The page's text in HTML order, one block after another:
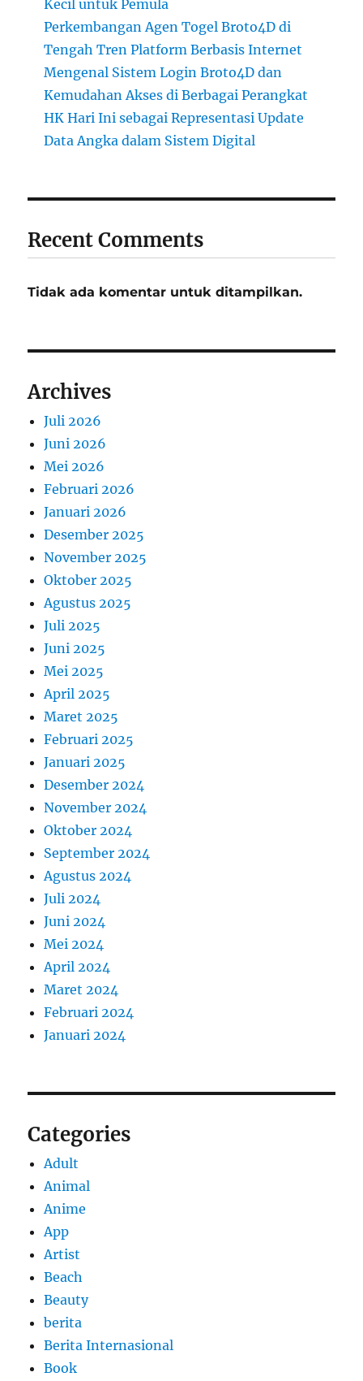
Kecil untuk Pemula
Perkembangan Agen Togel Broto4D di
Tengah Tren Platform Berbasis Internet
Mengenal Sistem Login Broto4D dan
Kemudahan Akses di Berbagai Perangkat
HK Hari Ini sebagai Representasi Update
Data Angka dalam Sistem Digital
Recent Comments
Tidak ada komentar untuk ditampilkan.
Archives
Juli 2026
Juni 2026
Mei 2026
Februari 2026
Januari 2026
Desember 2025
November 2025
Oktober 2025
Agustus 2025
Juli 2025
Juni 2025
Mei 2025
April 2025
Maret 2025
Februari 2025
Januari 2025
Desember 2024
November 2024
Oktober 2024
September 2024
Agustus 2024
Juli 2024
Juni 2024
Mei 2024
April 2024
Maret 2024
Februari 2024
Januari 2024
Categories
Adult
Animal
Anime
App
Artist
Beach
Beauty
berita
Berita Internasional
Book